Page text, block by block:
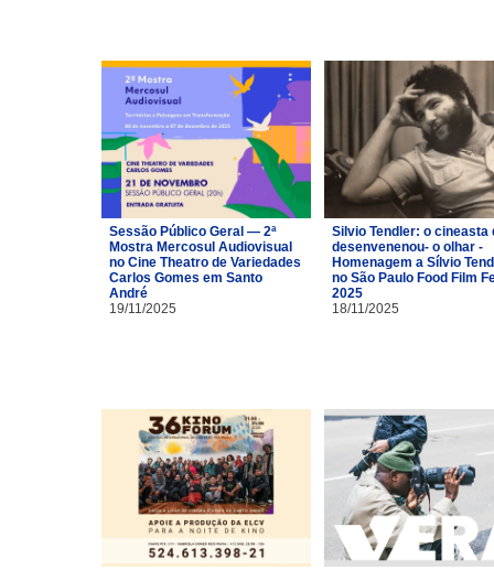
Sessão Público Geral — 2ª
Mostra Mercosul Audiovisual
no Cine Theatro de Variedades
Carlos Gomes em Santo
André
19/11/2025
Silvio Tendler: o cineasta
desenvenenou- o olhar -
Homenagem a Sílvio
no São Paulo Food Film
2025
18/11/2025